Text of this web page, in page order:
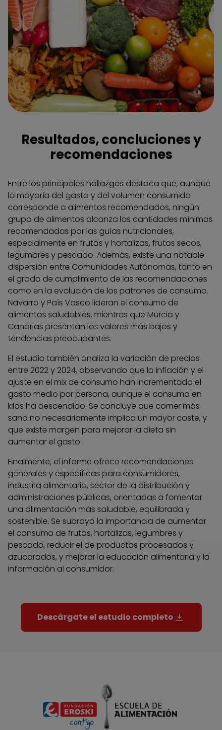
Resultados, concluciones y
recomendaciones
Entre los principales hallazgos destaca que, aunque
la mayoría del gasto y del volumen consumido
corresponde a alimentos recomendados, ningún
grupo de alimentos alcanza las cantidades mínimas
recomendadas por las guías nutricionales,
especialmente en frutas y hortalizas, frutos secos,
legumbres y pescado. Además, existe una notable
dispersión entre Comunidades Autónomas, tanto en
el grado de cumplimiento de las recomendaciones
como en la evolución de los patrones de consumo.
Navarra y País Vasco lideran el consumo de
alimentos saludables, mientras que Murcia y
Canarias presentan los valores más bajos y
tendencias preocupantes.
El estudio también analiza la variación de precios
entre 2022 y 2024, observando que la inflación y el
ajuste en el mix de consumo han incrementado el
gasto medio por persona, aunque el consumo en
kilos ha descendido. Se concluye que comer más
sano no necesariamente implica un mayor coste, y
que existe margen para mejorar la dieta sin
aumentar el gasto.
Finalmente, el informe ofrece recomendaciones
generales y específicas para consumidores,
industria alimentaria, sector de la distribución y
administraciones públicas, orientadas a fomentar
una alimentación más saludable, equilibrada y
sostenible. Se subraya la importancia de aumentar
el consumo de frutas, hortalizas, legumbres y
pescado, reducir el de productos procesados y
azucarados, y mejorar la educación alimentaria y la
información al consumidor.
Descárgate el estudio completo